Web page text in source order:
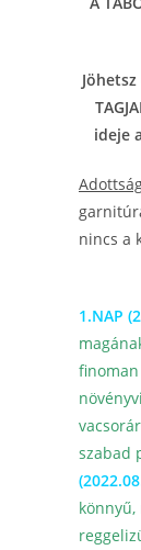
ideje
nincs a
1.NAP
szabad